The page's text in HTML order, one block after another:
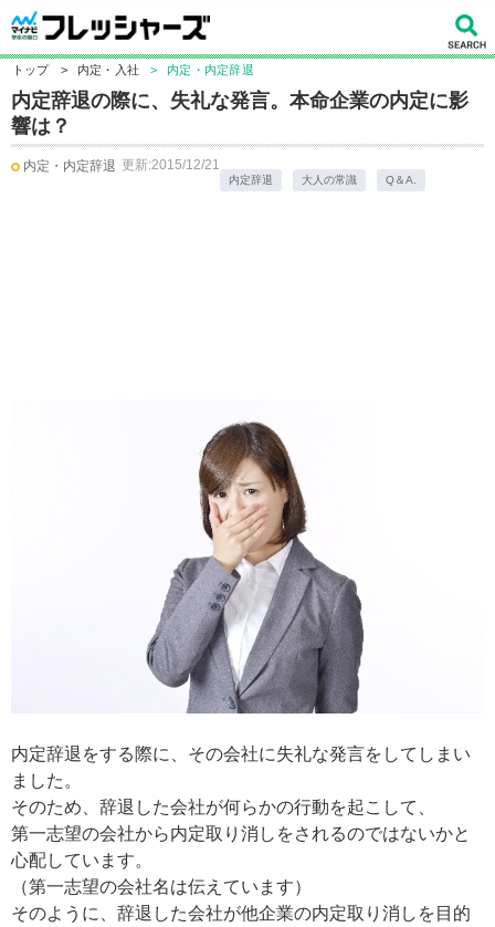
トップ > 内定・入社 > 内定・内定辞退
内定辞退の際に、失礼な発言。本命企業の内定に影
響は？
内定・内定辞退 更新:2015/12/21
内定辞退 大人の常識 Q＆A.
内定辞退をする際に、その会社に失礼な発言をしてしまい
ました。
そのため、辞退した会社が何らかの行動を起こして、
第一志望の会社から内定取り消しをされるのではないかと
心配しています。
（第一志望の会社名は伝えています）
そのように、辞退した会社が他企業の内定取り消しを目的